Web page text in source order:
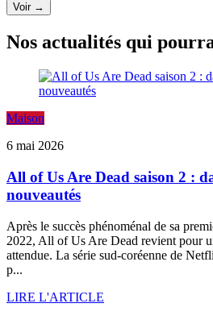
Voir →
Nos actualités qui
Maison
6 mai 2026
All of Us Are Dead saison 2 :
nouveautés
Après le succès phénoménal de sa
2022, All of Us Are Dead revient pour
attendue. La série sud-coréenne de
p...
LIRE L'ARTICLE